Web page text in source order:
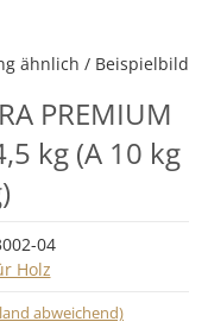
ähnlich / Beispielbild
PREMIUM
kg (A 10 kg
04
Holz
abweichend)